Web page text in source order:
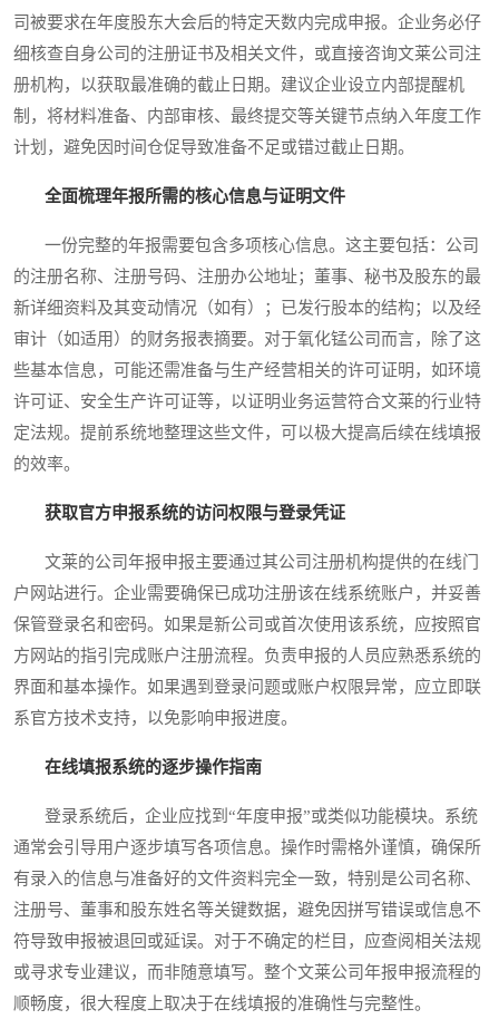
司被要求在年度股东大会后的特定天数内完成申报。企业务必仔
细核查自身公司的注册证书及相关文件，或直接咨询文莱公司注
册机构，以获取最准确的截止日期。建议企业设立内部提醒机
制，将材料准备、内部审核、最终提交等关键节点纳入年度工作
计划，避免因时间仓促导致准备不足或错过截止日期。
全面梳理年报所需的核心信息与证明文件
一份完整的年报需要包含多项核心信息。这主要包括：公司
的注册名称、注册号码、注册办公地址；董事、秘书及股东的最
新详细资料及其变动情况（如有）；已发行股本的结构；以及经
审计（如适用）的财务报表摘要。对于氧化锰公司而言，除了这
些基本信息，可能还需准备与生产经营相关的许可证明，如环境
许可证、安全生产许可证等，以证明业务运营符合文莱的行业特
定法规。提前系统地整理这些文件，可以极大提高后续在线填报
的效率。
获取官方申报系统的访问权限与登录凭证
文莱的公司年报申报主要通过其公司注册机构提供的在线门
户网站进行。企业需要确保已成功注册该在线系统账户，并妥善
保管登录名和密码。如果是新公司或首次使用该系统，应按照官
方网站的指引完成账户注册流程。负责申报的人员应熟悉系统的
界面和基本操作。如果遇到登录问题或账户权限异常，应立即联
系官方技术支持，以免影响申报进度。
在线填报系统的逐步操作指南
登录系统后，企业应找到“年度申报”或类似功能模块。系统
通常会引导用户逐步填写各项信息。操作时需格外谨慎，确保所
有录入的信息与准备好的文件资料完全一致，特别是公司名称、
注册号、董事和股东姓名等关键数据，避免因拼写错误或信息不
符导致申报被退回或延误。对于不确定的栏目，应查阅相关法规
或寻求专业建议，而非随意填写。整个文莱公司年报申报流程的
顺畅度，很大程度上取决于在线填报的准确性与完整性。